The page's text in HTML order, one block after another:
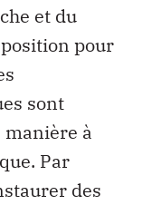
et du
pour
sont
manière à
Par
des